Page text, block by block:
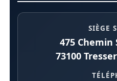
SIÈGE
475 Chemin
73100